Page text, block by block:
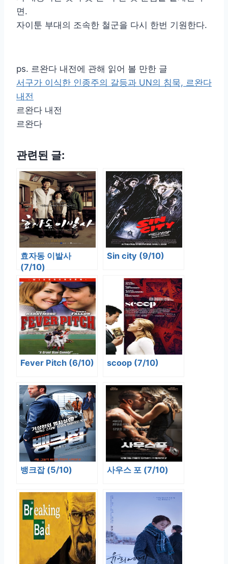
면.
자이툰 부대의 조속한 철군을 다시 한번 기원한다.
ps. 르완다 내전에 관해 읽어 볼 만한 글
서구가 이식한 인종주의 갈등과 UN의 침묵, 르완다
내전
르완다 내전
르완다
관련된 글:
효자동 이발사
(7/10)
Sin city (9/10)
Fever Pitch (6/10) scoop (7/10)
뱅크잡 (5/10) 사우스 포 (7/10)